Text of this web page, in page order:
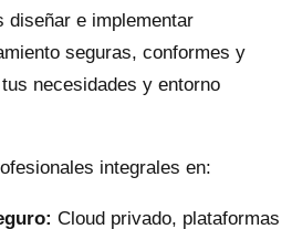
diseñar e implementar
seguras, conformes y
necesidades y entorno
integrales en:
Cloud privado, plataformas